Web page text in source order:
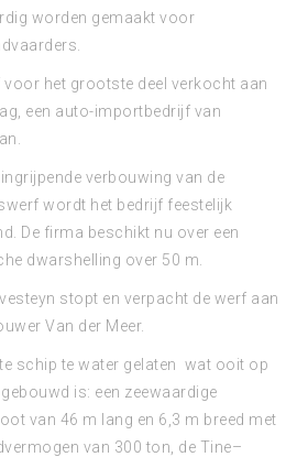
worden gemaakt voor
voor het grootste deel verkocht aan
een auto-importbedrijf van
ingrijpende verbouwing van de
wordt het bedrijf feestelijk
De firma beschikt nu over een
dwarshelling over 50 m.
stopt en verpacht de werf aan
Van der Meer.
schip te water gelaten wat ooit op
is: een zeewaardige
van 46 m lang en 6,3 m breed met
van 300 ton, de Tine–